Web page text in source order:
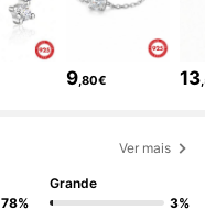
9,80€ 13
Ver mais
78%
Grande
3%